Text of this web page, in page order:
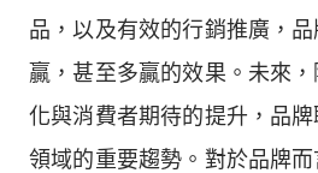
品，以及有效的行銷推廣，
贏，甚至多贏的效果。未來
化與消費者期待的提升，品
領域的重要趨勢。對於品牌